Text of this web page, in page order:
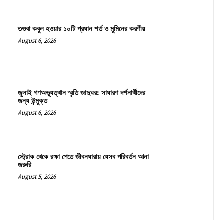
তওবা কবুল হওয়ার ১০টি প্রধান শর্ত ও মুমিনের করণীয়
August 6, 2026
জুলাই গণঅভ্যুত্থান স্মৃতি জাদুঘর: সাধারণ দর্শনার্থীদের
জন্য উন্মুক্ত
August 6, 2026
স্ট্রোক থেকে রক্ষা পেতে জীবনধারায় যেসব পরিবর্তন আনা
জরুরি
August 5, 2026